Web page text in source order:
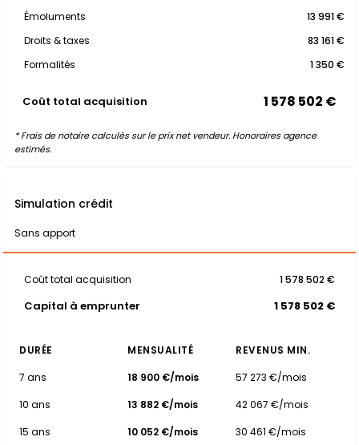
Émoluments
13 991 €
Droits & taxes
83 161 €
Formalités
1 350 €
Coût total acquisition 1 578 502 €
* Frais de notaire calculés sur le prix net vendeur. Honoraires agence
estimés.
Simulation crédit
Sans apport
Coût total acquisition 1 578 502 €
Capital à emprunter 1 578 502 €
DURÉE MENSUALITÉ
REVENUS MIN.
7 ans
18 900 €/mois
57 273 €/mois
10 ans
13 882 €/mois
42 067 €/mois
15 ans
10 052 €/mois
30 461 €/mois